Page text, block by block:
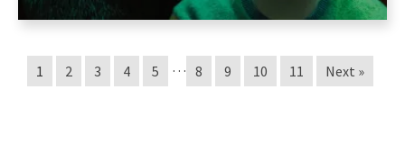
1 2 3 4 5 … 8 9 10 11 Next »